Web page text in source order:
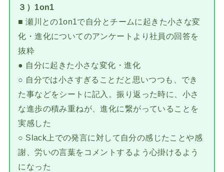
３）1on1
■ 瀬川との1on1で自分とチームに起きた小さな変
化・進化についてのアンケートより社員の回答を
抜粋
● 自分に起きた小さな変化・進化
○ 自分では小さすぎることだと思いつつも、でき
た事などをシートに記入。振り返った時に、小さ
な進歩の積み重ねが、進化に繋がっていることを
実感した
○ Slack上での発言に対して自分の感じたことや感
謝、労いの言葉をコメントするよう心掛けるよう
になった